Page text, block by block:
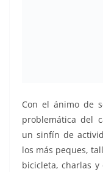
Con el ánimo de
problemática del
un sinfín de
los más peques,
bicicleta, charlas y